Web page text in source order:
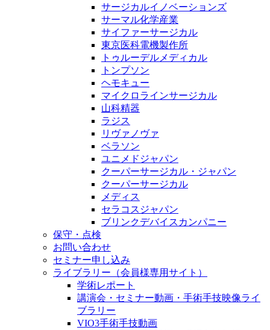
サージカルイノベーションズ
サーマル化学産業
サイファーサージカル
東京医科電機製作所
トゥルーデルメディカル
トンプソン
ヘモキュー
マイクロラインサージカル
山科精器
ラジス
リヴァノヴァ
ベラソン
ユニメドジャパン
クーパーサージカル・ジャパン
クーパーサージカル
メディス
セラコスジャパン
ブリンクデバイスカンパニー
保守・点検
お問い合わせ
セミナー申し込み
ライブラリー（会員様専用サイト）
学術レポート
講演会・セミナー動画・手術手技映像ライ
ブラリー
VIO3手術手技動画